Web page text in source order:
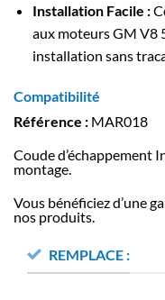
Installation Facile :
aux moteurs GM V8
installation sans
Compatibilité
Référence : MAR018
Coude d’échappement
montage.
Vous bénéficiez d’une
nos produits.
REMPLACE :